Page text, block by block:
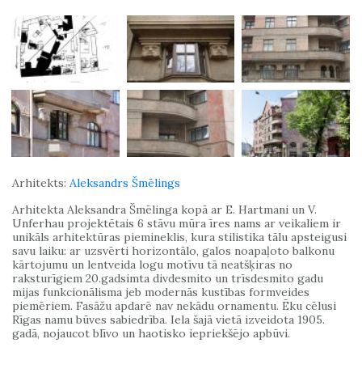
Arhitekts: Aleksandrs Šmēlings
Arhitekta Aleksandra Šmēlinga kopā ar E. Hartmani un V.
Unferhau projektētais 6 stāvu mūra īres nams ar veikaliem ir
unikāls arhitektūras piemineklis, kura stilistika tālu apsteigusi
savu laiku: ar uzsvērti horizontālo, galos noapaļoto balkonu
kārtojumu un lentveida logu motīvu tā neatšķiras no
raksturīgiem 20.gadsimta divdesmito un trīsdesmito gadu
mijas funkcionālisma jeb modernās kustības formveides
piemēriem. Fasāžu apdarē nav nekādu ornamentu. Ēku cēlusi
Rīgas namu būves sabiedrība. Iela šajā vietā izveidota 1905.
gadā, nojaucot blīvo un haotisko iepriekšējo apbūvi.